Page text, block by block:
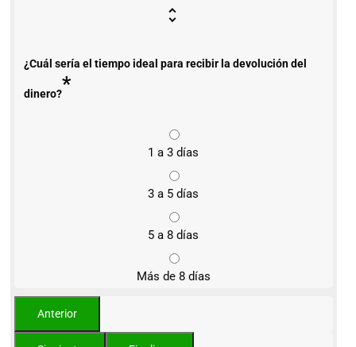
¿Cuál sería el tiempo ideal para recibir la devolución del
dinero?*
1 a 3 días
3 a 5 días
5 a 8 días
Más de 8 días